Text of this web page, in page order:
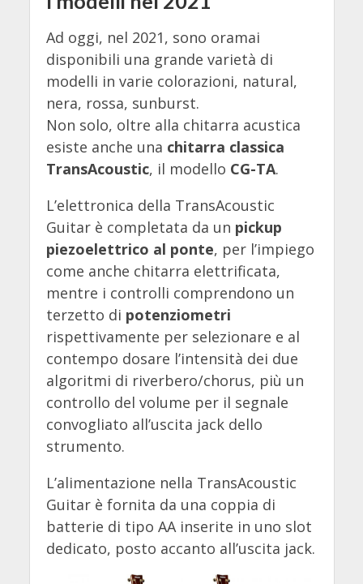
Ad oggi, nel 2021, sono oramai
disponibili una grande varietà di
modelli in varie colorazioni, natural,
nera, rossa, sunburst.
Non solo, oltre alla chitarra acustica
esiste anche una chitarra classica
TransAcoustic, il modello CG-TA.
L’elettronica della TransAcoustic
Guitar è completata da un pickup
piezoelettrico al ponte, per l’impiego
come anche chitarra elettrificata,
mentre i controlli comprendono un
terzetto di potenziometri
rispettivamente per selezionare e al
contempo dosare l’intensità dei due
algoritmi di riverbero/chorus, più un
controllo del volume per il segnale
convogliato all’uscita jack dello
strumento.
L’alimentazione nella TransAcoustic
Guitar è fornita da una coppia di
batterie di tipo AA inserite in uno slot
dedicato, posto accanto all’uscita jack.